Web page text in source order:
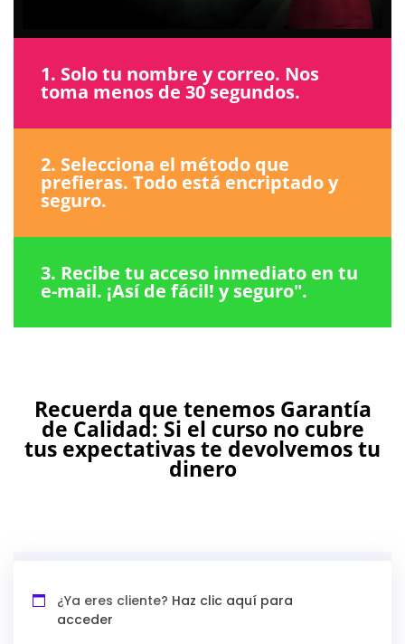
1. Solo tu nombre y correo. Nos
toma menos de 30 segundos.
2. Selecciona el método que
prefieras. Todo está encriptado y
seguro.
3. Recibe tu acceso inmediato en tu
e-mail. ¡Así de fácil! y seguro".
Recuerda que tenemos Garantía
de Calidad: Si el curso no cubre
tus expectativas te devolvemos tu
dinero
¿Ya eres cliente? Haz clic aquí para
acceder